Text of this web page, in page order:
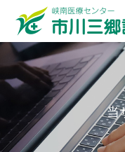
当